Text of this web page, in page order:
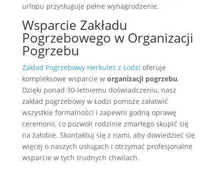
urlopu przysługuje pełne wynagrodzenie.
Wsparcie Zakładu
Pogrzebowego w Organizacji
Pogrzebu
Zakład Pogrzebowy Herkules z Łodzi oferuje
kompleksowe wsparcie w organizacji pogrzebu.
Dzięki ponad 30-letniemu doświadczeniu, nasz
zakład pogrzebowy w Łodzi pomoże załatwić
wszystkie formalności i zapewni godną oprawę
ceremonii, co pozwoli rodzinie zmarłego skupić się
na żałobie. Skontaktuj się z nami, aby dowiedzieć się
więcej o naszych usługach i otrzymać profesjonalne
wsparcie w tych trudnych chwilach.